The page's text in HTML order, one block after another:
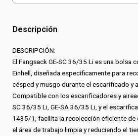
Li
cantidad
Descripción
DESCRIPCIÓN:
El Fangsack GE-SC 36/35 Li es una bolsa
Einhell, diseñada específicamente para
césped y musgo durante el escarificado y
Compatible con los escarificadores y
SC 36/35 Li, GE-SA 36/35 Li, y el
1435/1, facilita la recolección eficiente de
el área de trabajo limpia y reduciendo el